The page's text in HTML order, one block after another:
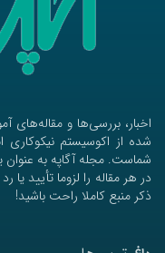
اخبار، بررسی‌ها و مقاله‌های
شده از اکوسیستم نیکوکاری
شماست. مجله آگاپه به
در هر مقاله را لزوما تأیید یا
ذکر منبع کاملا راحت باشید!